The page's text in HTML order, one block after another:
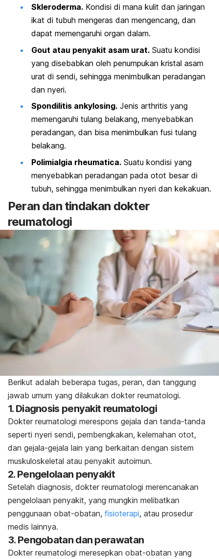
Skleroderma. Kondisi di mana kulit dan jaringan
ikat di tubuh mengeras dan mengencang, dan
dapat memengaruhi organ dalam.
Gout atau penyakit asam urat. Suatu kondisi
yang disebabkan oleh penumpukan kristal asam
urat di sendi, sehingga menimbulkan peradangan
dan nyeri.
Spondilitis ankylosing. Jenis arthritis yang
memengaruhi tulang belakang, menyebabkan
peradangan, dan bisa menimbulkan fusi tulang
belakang.
Polimialgia rheumatica. Suatu kondisi yang
menyebabkan peradangan pada otot besar di
tubuh, sehingga menimbulkan nyeri dan kekakuan.
Peran dan tindakan dokter
reumatologi
Berikut adalah beberapa tugas, peran, dan tanggung
jawab umum yang dilakukan dokter reumatologi.
1. Diagnosis penyakit reumatologi
Dokter reumatologi merespons gejala dan tanda-tanda
seperti nyeri sendi, pembengkakan, kelemahan otot,
dan gejala-gejala lain yang berkaitan dengan sistem
muskuloskeletal atau penyakit autoimun.
2. Pengelolaan penyakit
Setelah diagnosis, dokter reumatologi merencanakan
pengelolaan penyakit, yang mungkin melibatkan
penggunaan obat-obatan, fisioterapi, atau prosedur
medis lainnya.
3. Pengobatan dan perawatan
Dokter reumatologi meresepkan obat-obatan yang